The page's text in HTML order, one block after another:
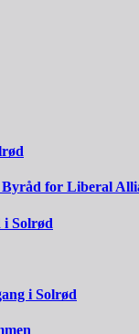
for Liberal
Solrød
i Solrød